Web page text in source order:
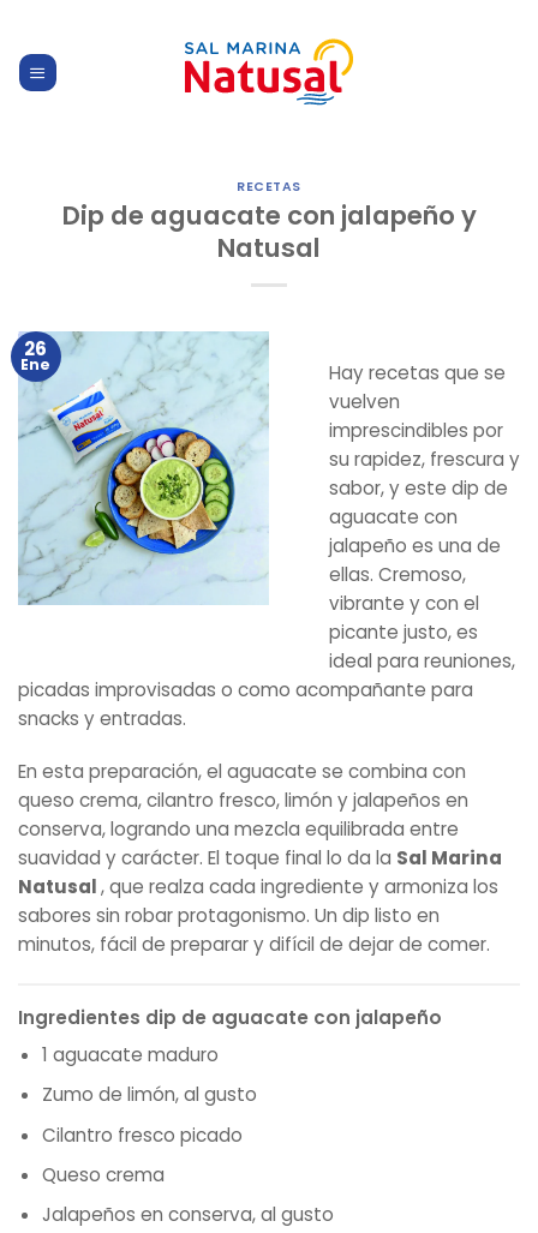
content
RECETAS
Dip de aguacate con jalapeño y
Natusal
26
Ene
Hay recetas que se
vuelven
imprescindibles por
su rapidez, frescura y
sabor, y este dip de
aguacate con
jalapeño es una de
ellas. Cremoso,
vibrante y con el
picante justo, es
ideal para reuniones,
picadas improvisadas o como acompañante para
snacks y entradas.
En esta preparación, el aguacate se combina con
queso crema, cilantro fresco, limón y jalapeños en
conserva, logrando una mezcla equilibrada entre
suavidad y carácter. El toque final lo da la Sal Marina
Natusal, que realza cada ingrediente y armoniza los
sabores sin robar protagonismo. Un dip listo en
minutos, fácil de preparar y difícil de dejar de comer.
Ingredientes dip de aguacate con jalapeño
1 aguacate maduro
Zumo de limón, al gusto
Cilantro fresco picado
Queso crema
Jalapeños en conserva, al gusto